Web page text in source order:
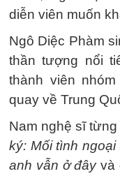
diễn viên muốn
Ngô Diệc Phàm
thần tượng nổi
thành viên nhóm
quay về Trung
Nam nghệ sĩ
ký: Mối tình ngoại
anh vẫn ở đâyvà